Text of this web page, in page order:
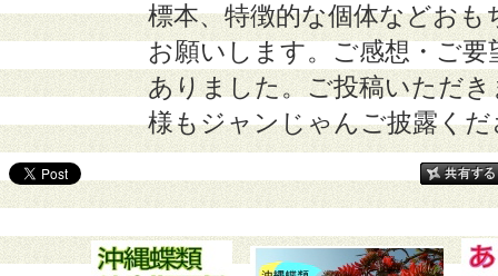
標本、特徴的な個体などお
お願いします。ご感想・ご
ありました。ご投稿いただ
様もジャンじゃんご披露く